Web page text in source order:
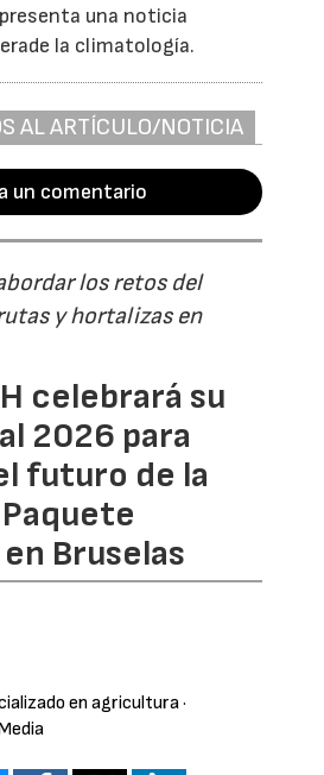
una noticia
la climatología.
AL ARTÍCULO/NOTICIA
un comentario
los retos del
y hortalizas en
celebrará su
2026 para
futuro de la
Bruselas
en agricultura·